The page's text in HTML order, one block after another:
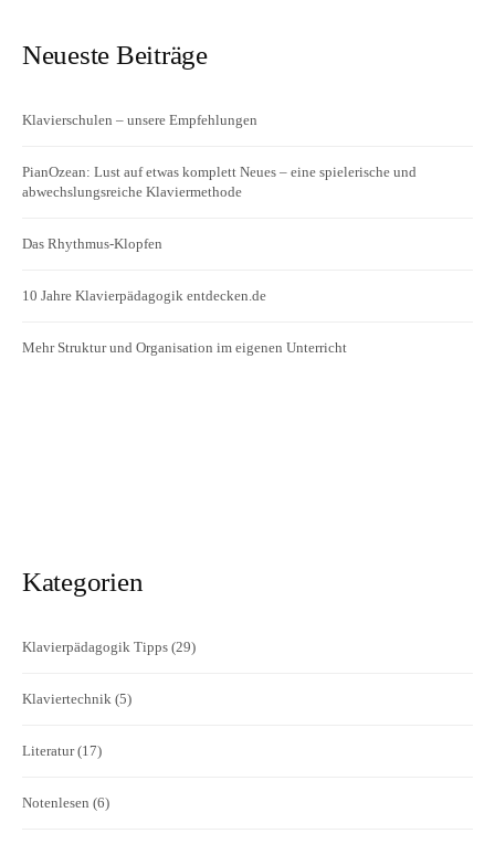
Neueste Beiträge
Klavierschulen – unsere Empfehlungen
PianOzean: Lust auf etwas komplett Neues – eine spielerische und
abwechslungsreiche Klaviermethode
Das Rhythmus-Klopfen
10 Jahre Klavierpädagogik entdecken.de
Mehr Struktur und Organisation im eigenen Unterricht
Kategorien
Klavierpädagogik Tipps (29)
Klaviertechnik (5)
Literatur(17)
Notenlesen (6)